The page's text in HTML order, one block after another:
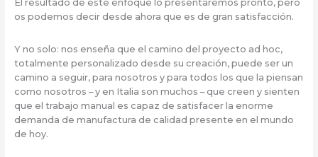
El resultado de este enfoque lo presentaremos pronto, pero
os podemos decir desde ahora que es de gran satisfacción.
Y no solo: nos enseña que el camino del proyecto ad hoc,
totalmente personalizado desde su creación, puede ser un
camino a seguir, para nosotros y para todos los que la piensan
como nosotros – y en Italia son muchos – que creen y sienten
que el trabajo manual es capaz de satisfacer la enorme
demanda de manufactura de calidad presente en el mundo
de hoy.